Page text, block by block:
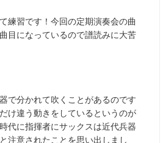
練習です！今回の定期演奏会の曲
目になっているので譜読みに大苦
で分かれて吹くことがあるのです
け違う動きをしているというのが
代に指揮者にサックスは近代兵器
注意されたことを思い出しまし